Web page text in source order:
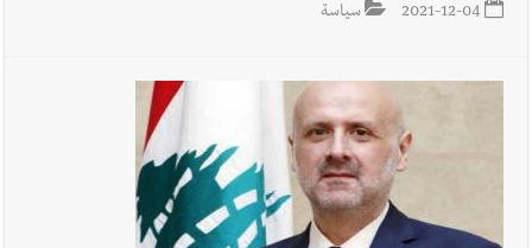
2021-12-04 سياسة